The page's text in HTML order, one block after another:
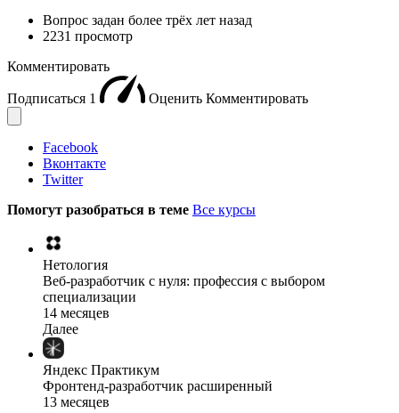
Вопрос задан более трёх лет назад
2231 просмотр
Комментировать
Подписаться 1 Оценить Комментировать
Facebook
Вконтакте
Twitter
Помогут разобраться в теме Все курсы
Нетология
Веб-разработчик с нуля: профессия с выбором
специализации
14 месяцев
Далее
Яндекс Практикум
Фронтенд-разработчик расширенный
13 месяцев